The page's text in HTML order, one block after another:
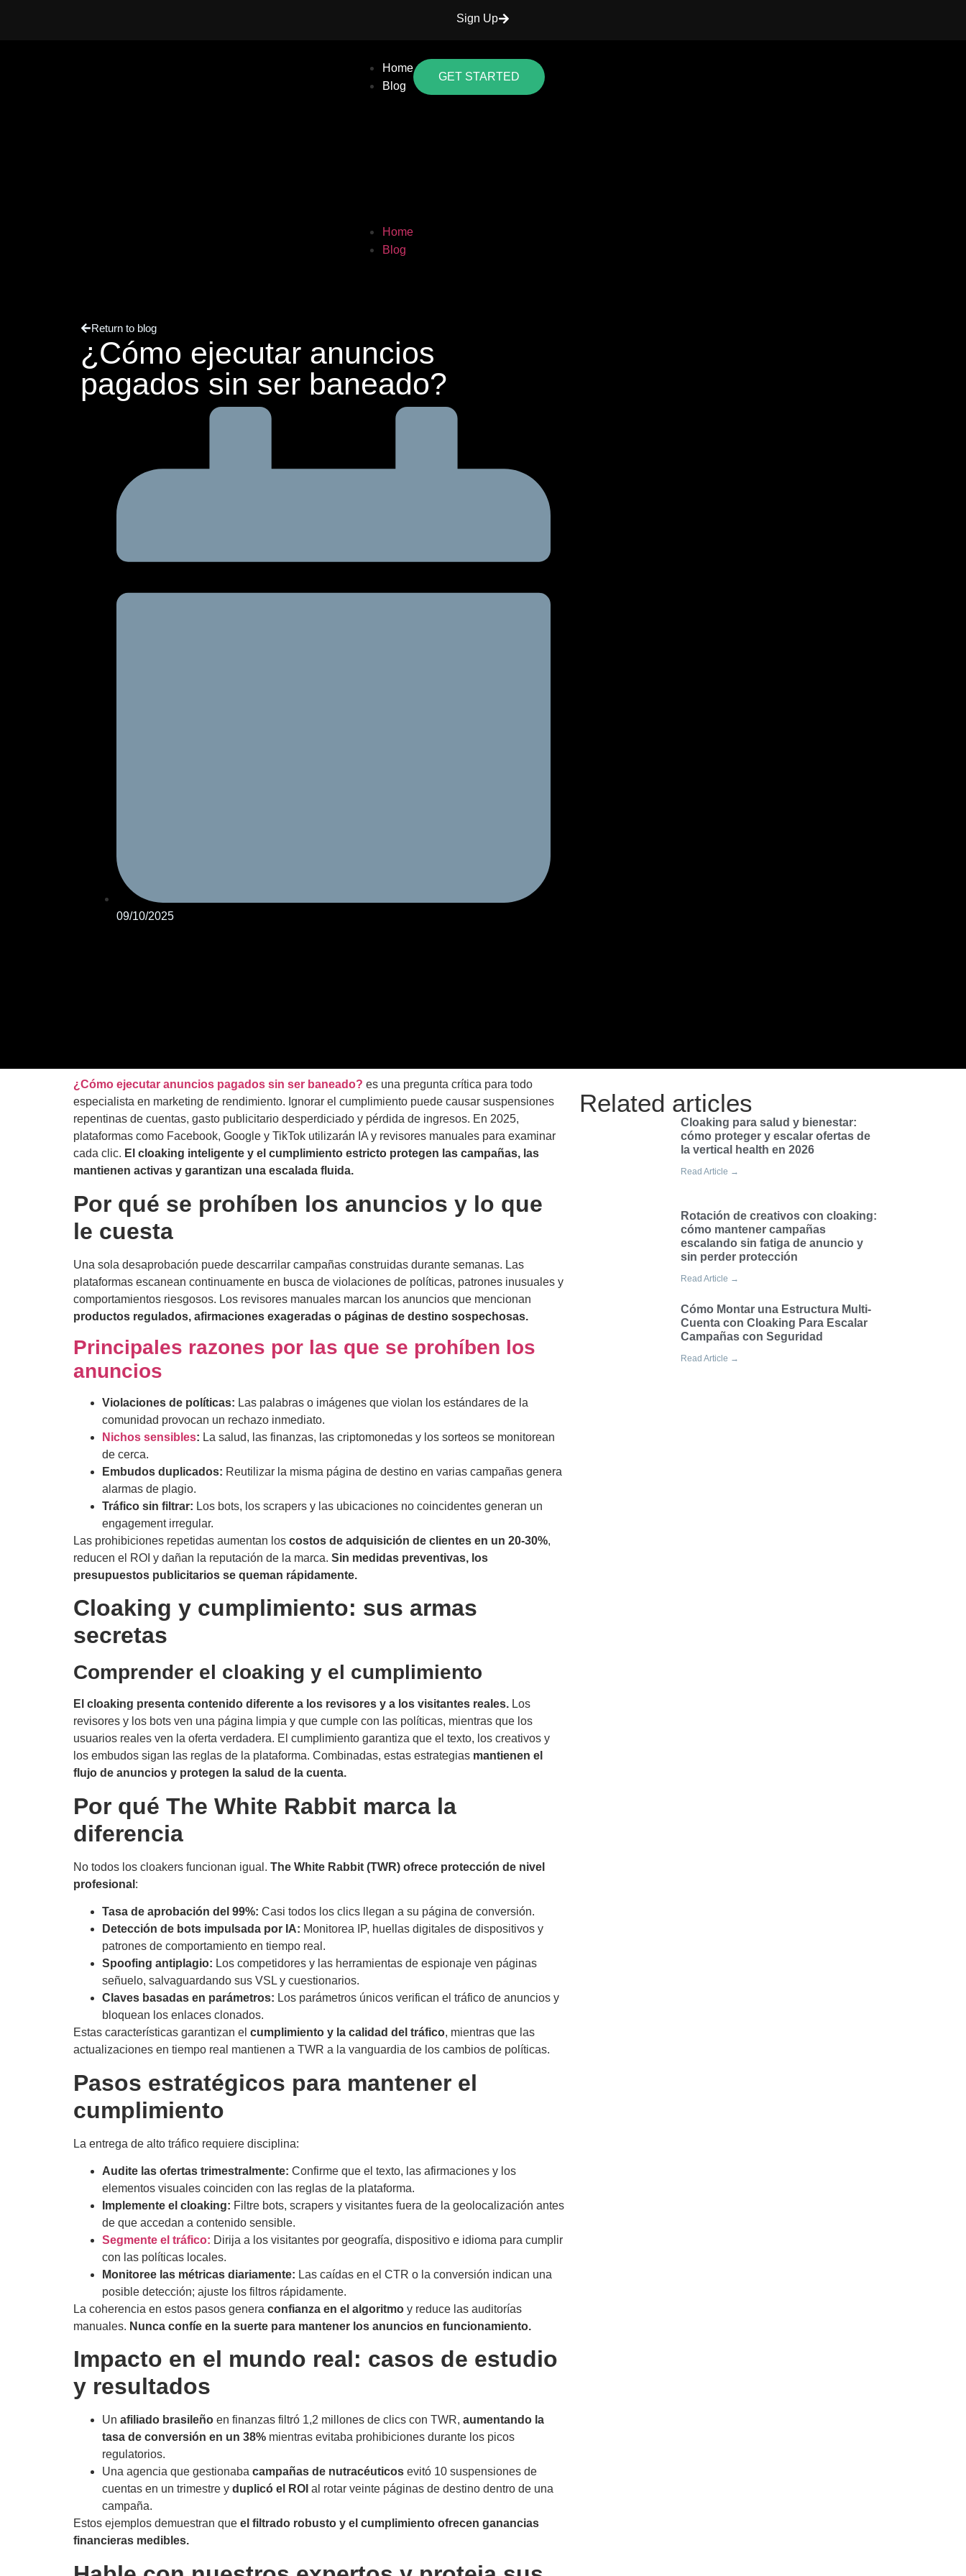
Sign Up
Home
Blog
Home
Blog
GET STARTED
Return to blog
¿Cómo ejecutar anuncios
pagados sin ser baneado?
09/10/2025
¿Cómo ejecutar anuncios pagados sin ser baneado? es una pregunta crítica para todo
especialista en marketing de rendimiento. Ignorar el cumplimiento puede causar suspensiones
repentinas de cuentas, gasto publicitario desperdiciado y pérdida de ingresos. En 2025,
plataformas como Facebook, Google y TikTok utilizarán IA y revisores manuales para examinar
cada clic. El cloaking inteligente y el cumplimiento estricto protegen las campañas, las
mantienen activas y garantizan una escalada fluida.
Por qué se prohíben los anuncios y lo que
le cuesta
Una sola desaprobación puede descarrilar campañas construidas durante semanas. Las
plataformas escanean continuamente en busca de violaciones de políticas, patrones inusuales y
comportamientos riesgosos. Los revisores manuales marcan los anuncios que mencionan
productos regulados, afirmaciones exageradas o páginas de destino sospechosas.
Principales razones por las que se prohíben los
anuncios
Violaciones de políticas: Las palabras o imágenes que violan los estándares de la
comunidad provocan un rechazo inmediato.
Nichos sensibles: La salud, las finanzas, las criptomonedas y los sorteos se monitorean
de cerca.
Embudos duplicados: Reutilizar la misma página de destino en varias campañas genera
alarmas de plagio.
Tráfico sin filtrar: Los bots, los scrapers y las ubicaciones no coincidentes generan un
engagement irregular.
Las prohibiciones repetidas aumentan los costos de adquisición de clientes en un 20-30%,
reducen el ROI y dañan la reputación de la marca. Sin medidas preventivas, los
presupuestos publicitarios se queman rápidamente.
Cloaking y cumplimiento: sus armas
secretas
Comprender el cloaking y el cumplimiento
El cloaking presenta contenido diferente a los revisores y a los visitantes reales. Los
revisores y los bots ven una página limpia y que cumple con las políticas, mientras que los
usuarios reales ven la oferta verdadera. El cumplimiento garantiza que el texto, los creativos y
los embudos sigan las reglas de la plataforma. Combinadas, estas estrategias mantienen el
flujo de anuncios y protegen la salud de la cuenta.
Por qué The White Rabbit marca la
diferencia
No todos los cloakers funcionan igual. The White Rabbit (TWR) ofrece protección de nivel
profesional :
Tasa de aprobación del 99%: Casi todos los clics llegan a su página de conversión.
Detección de bots impulsada por IA: Monitorea IP, huellas digitales de dispositivos y
patrones de comportamiento en tiempo real.
Spoofing antiplagio: Los competidores y las herramientas de espionaje ven páginas
señuelo, salvaguardando sus VSL y cuestionarios.
Claves basadas en parámetros: Los parámetros únicos verifican el tráfico de anuncios y
bloquean los enlaces clonados.
Estas características garantizan el cumplimiento y la calidad del tráfico, mientras que las
actualizaciones en tiempo real mantienen a TWR a la vanguardia de los cambios de políticas.
Pasos estratégicos para mantener el
cumplimiento
La entrega de alto tráfico requiere disciplina:
Audite las ofertas trimestralmente: Confirme que el texto, las afirmaciones y los
elementos visuales coinciden con las reglas de la plataforma.
Implemente el cloaking: Filtre bots, scrapers y visitantes fuera de la geolocalización antes
de que accedan a contenido sensible.
Segmente el tráfico: Dirija a los visitantes por geografía, dispositivo e idioma para cumplir
con las políticas locales.
Monitoree las métricas diariamente: Las caídas en el CTR o la conversión indican una
posible detección; ajuste los filtros rápidamente.
La coherencia en estos pasos genera confianza en el algoritmo y reduce las auditorías
manuales. Nunca confíe en la suerte para mantener los anuncios en funcionamiento.
Impacto en el mundo real: casos de estudio
y resultados
Un afiliado brasileño en finanzas filtró 1,2 millones de clics con TWR, aumentando la
tasa de conversión en un 38% mientras evitaba prohibiciones durante los picos
regulatorios.
Una agencia que gestionaba campañas de nutracéuticos evitó 10 suspensiones de
cuentas en un trimestre y duplicó el ROI al rotar veinte páginas de destino dentro de una
campaña.
Estos ejemplos demuestran que el filtrado robusto y el cumplimiento ofrecen ganancias
financieras medibles.
Related articles
Cloaking para salud y bienestar:
cómo proteger y escalar ofertas de
la vertical health en 2026
Read Article →
Rotación de creativos con cloaking:
cómo mantener campañas
escalando sin fatiga de anuncio y
sin perder protección
Read Article →
Cómo Montar una Estructura Multi-
Cuenta con Cloaking Para Escalar
Campañas con Seguridad
Read Article →